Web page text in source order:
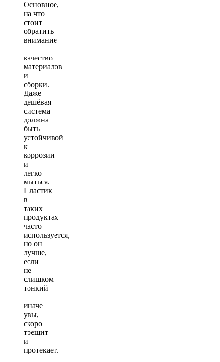
Основное,
на что
стоит
обратить
внимание
—
качество
материалов
и
сборки.
Даже
дешёвая
система
должна
быть
устойчивой
к
коррозии
и
легко
мыться.
Пластик
в
таких
продуктах
часто
используется,
но он
лучше,
если
не
слишком
тонкий
—
иначе
увы,
скоро
трещит
и
протекает.